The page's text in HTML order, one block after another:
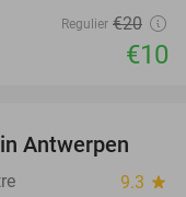
Regulier €20
€10
56%
Antwerpen
9.3 star